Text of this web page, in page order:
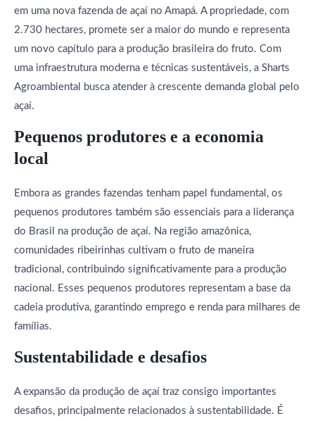
em uma nova fazenda de açaí no Amapá. A propriedade, com
2.730 hectares, promete ser a maior do mundo e representa
um novo capítulo para a produção brasileira do fruto. Com
uma infraestrutura moderna e técnicas sustentáveis, a Sharts
Agroambiental busca atender à crescente demanda global pelo
açaí.
Pequenos produtores e a economia
local
Embora as grandes fazendas tenham papel fundamental, os
pequenos produtores também são essenciais para a liderança
do Brasil na produção de açaí. Na região amazônica,
comunidades ribeirinhas cultivam o fruto de maneira
tradicional, contribuindo significativamente para a produção
nacional. Esses pequenos produtores representam a base da
cadeia produtiva, garantindo emprego e renda para milhares de
famílias.
Sustentabilidade e desafios
A expansão da produção de açaí traz consigo importantes
desafios, principalmente relacionados à sustentabilidade. É